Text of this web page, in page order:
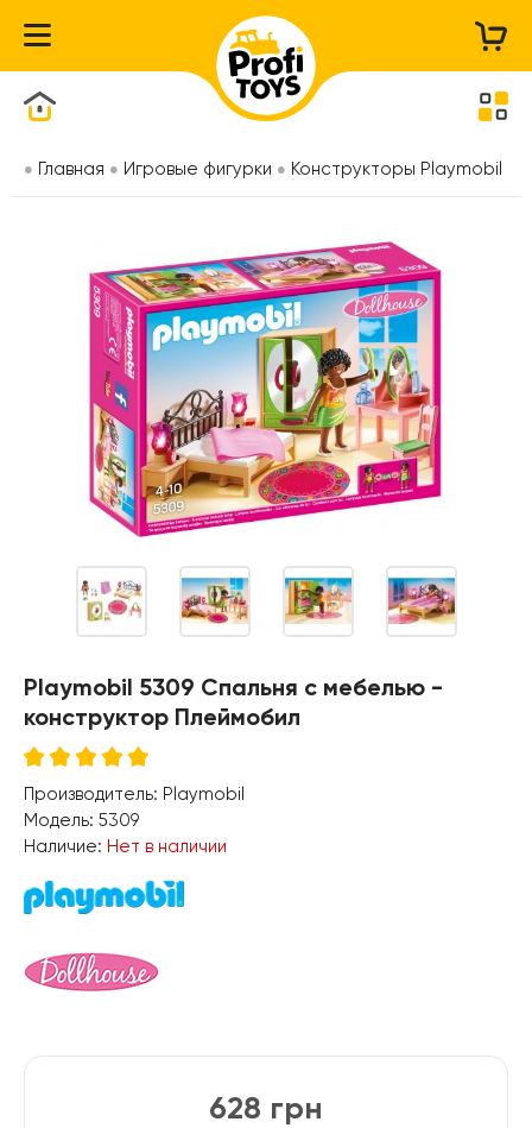
Главная Игровые фигурки Конструкторы Playmobil
Playmobil 5309 Спальня с мебелью -
конструктор Плеймобил
Производитель: Playmobil
Модель: 5309
Наличие: Нет в наличии
628 грн
Каталог товаров